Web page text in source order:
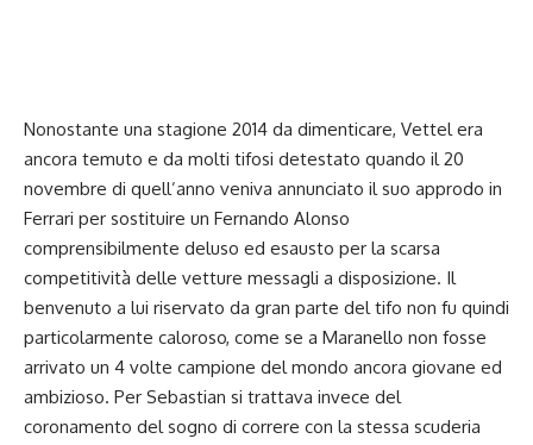
Nonostante una stagione 2014 da dimenticare, Vettel era
ancora temuto e da molti tifosi detestato quando il 20
novembre di quell’anno veniva annunciato il suo approdo in
Ferrari per sostituire un Fernando Alonso
comprensibilmente deluso ed esausto per la scarsa
competitività delle vetture messagli a disposizione. Il
benvenuto a lui riservato da gran parte del tifo non fu quindi
particolarmente caloroso, come se a Maranello non fosse
arrivato un 4 volte campione del mondo ancora giovane ed
ambizioso. Per Sebastian si trattava invece del
coronamento del sogno di correre con la stessa scuderia